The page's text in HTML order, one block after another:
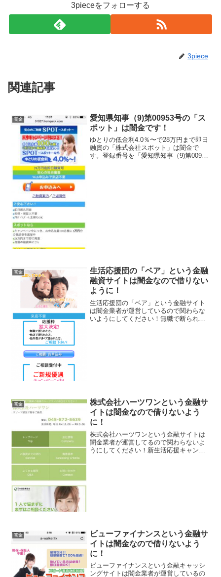
3pieceをフォローする
3piece
関連記事
闇金
愛知県知事（9)第00953号の「ス
ポット」は闇金です！
ゆとりの低金利4.0％〜で28万円まで即日
融資の「株式会社スポット」は闇金で
す。登録番号を「愛知県知事（9)第00953
闇金
生活応援団の「ベア」という金融
融資サイトは闇金なので借りない
ように！
生活応援団の「ベア」という金融サイト
は闇金業者が運営しているので関わらな
いようにしてください！無職で断られた
闇金
株式会社ハーツワンという金融サ
イトは闇金なので借りないよう
に！
株式会社ハーツワンという金融サイトは
闇金業者が運営してるので関わらないよ
うにしてください！新生活応援キャンペ
闇金
ビューファイナンスという金融サ
イトは闇金なので借りないよう
に！
ビューファイナンスという金融キャッシ
ングサイトは闇金業者が運営しているの